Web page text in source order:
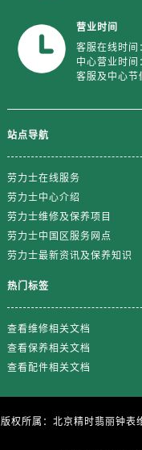
营业时间
客服在线时间
中心营业时间
客服及中心节
站点导航
劳力士在线服务
劳力士中心介绍
劳力士维修及保养项目
劳力士中国区服务网点
劳力士最新资讯及保养知识
热门标签
查看维修相关文档
查看保养相关文档
查看配件相关文档
版权所属：北京精时翡丽钟表